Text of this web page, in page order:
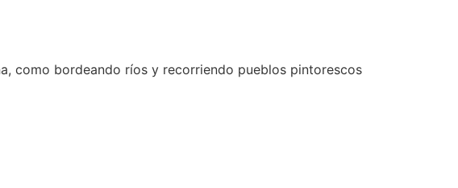
como bordeando ríos y recorriendo pueblos pintorescos